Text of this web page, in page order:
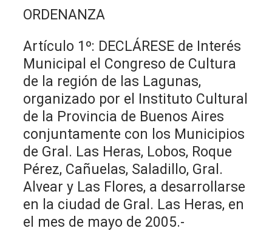
ORDENANZA
Artículo 1º: DECLÁRESE de Interés
Municipal el Congreso de Cultura
de la región de las Lagunas,
organizado por el Instituto Cultural
de la Provincia de Buenos Aires
conjuntamente con los Municipios
de Gral. Las Heras, Lobos, Roque
Pérez, Cañuelas, Saladillo, Gral.
Alvear y Las Flores, a desarrollarse
en la ciudad de Gral. Las Heras, en
el mes de mayo de 2005.-